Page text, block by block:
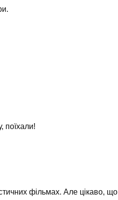
поїхали!
фільмах. Але цікаво, що